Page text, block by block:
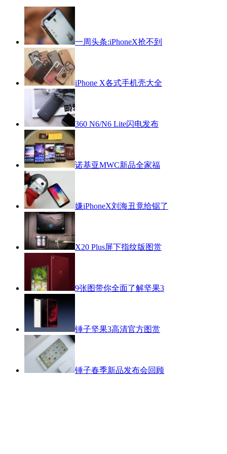
一周头条:iPhoneX抢不到
iPhone X各式手机壳大全
360 N6/N6 Lite闪电发布
诺基亚MWC新品全家福
嫌iPhoneX刘海丑竟给锯了
X20 Plus屏下指纹版图赏
9张图带你全面了解坚果3
锤子坚果3高清官方图赏
锤子春季新品发布会回顾